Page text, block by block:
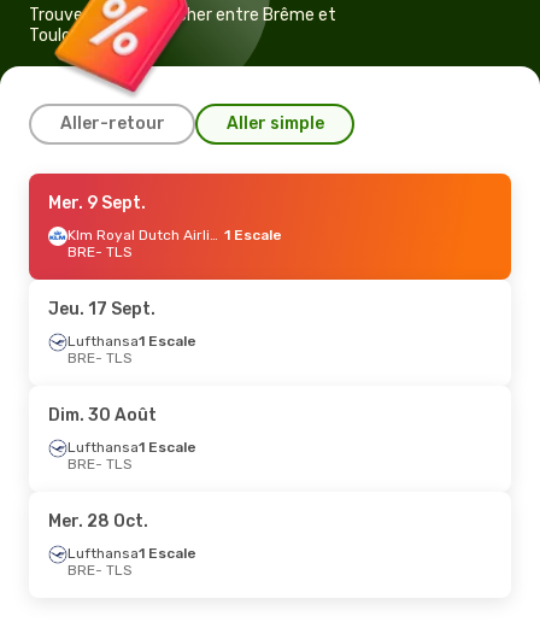
Trouvez un vol pas cher entre Brême et
Toulouse
Aller-retour Aller simple
Jeu. 24 Sept.
Lufthansa 1 Escale
BRE- TLS
TLS- BRE
Mer. 9 Sept.
Klm Royal Dutch Airlines 1 Escale
BRE- TLS
Jeu. 17 Sept.
Lufthansa1 Escale
BRE- TLS
Dim. 30 Août
Lufthansa1 Escale
BRE- TLS
Mer. 28 Oct.
Lufthansa1 Escale
BRE- TLS